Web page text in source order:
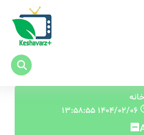
خانه
۱۴۰۴/۰۲/۰۶ ۱۳:۵۸:۵۵